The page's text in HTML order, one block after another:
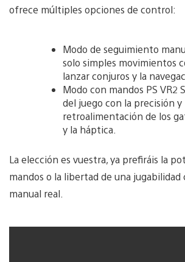
ofrece múltiples opciones de control:
Modo de seguimiento
solo simples movimientos
lanzar conjuros y la
Modo con mandos PS VR2
del juego con la precisión y
retroalimentación de los
y la háptica.
La elección es vuestra, ya prefiráis la
mandos o la libertad de una
manual real.